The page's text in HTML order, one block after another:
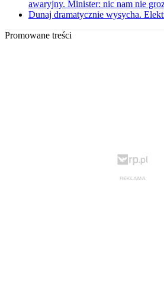
awaryjny. Minister: nic nam nie
Dunaj dramatycznie wysycha.
Promowane treści